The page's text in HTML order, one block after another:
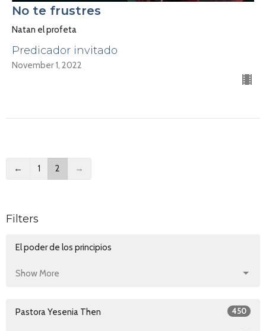
No te frustres
Natan el profeta
Predicador invitado
November 1, 2022
← 1 2 →
Filters
El poder de los principios
Show More
Pastora Yesenia Then 450